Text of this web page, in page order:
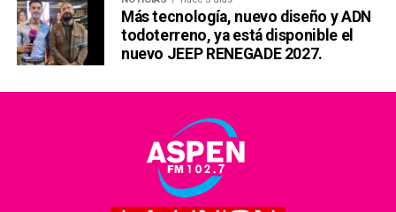
Más tecnología, nuevo diseño y ADN
todoterreno, ya está disponible el
nuevo JEEP RENEGADE 2027.